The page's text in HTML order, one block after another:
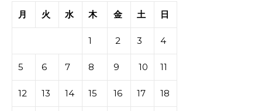
月
火 水 木 金 土 日
1 2 3 4
5 6 7 8 9 10 11
12 13 14 15 16 17 18